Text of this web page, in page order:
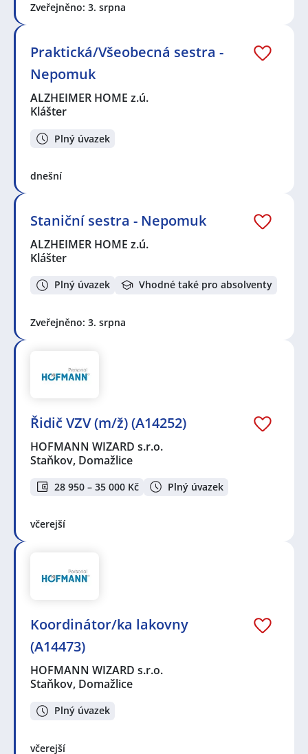
Zveřejněno: 3. srpna
Praktická/Všeobecná sestra -
Nepomuk
ALZHEIMER HOME z.ú.
Klášter
Plný úvazek
dnešní
Staniční sestra - Nepomuk
ALZHEIMER HOME z.ú.
Klášter
Plný úvazek Vhodné také pro absolventy
Zveřejněno: 3. srpna
Řidič VZV (m/ž) (A14252)
HOFMANN WIZARD s.r.o.
Staňkov, Domažlice
28 950 – 35 000 Kč Plný úvazek
včerejší
Koordinátor/ka lakovny
(A14473)
HOFMANN WIZARD s.r.o.
Staňkov, Domažlice
Plný úvazek
včerejší